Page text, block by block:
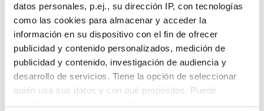
datos personales, p.ej., su dirección IP, con tecnologías
como las cookies para almacenar y acceder la
información en su dispositivo con el fin de ofrecer
publicidad y contenido personalizados, medición de
publicidad y contenido, investigación de audiencia y
desarrollo de servicios. Tiene la opción de seleccionar
quién usa sus datos y con qué propósitos. Puede
cambiar o retirar su consentimiento en cualquier
GUATEMALA
luis@vishnulibros.com